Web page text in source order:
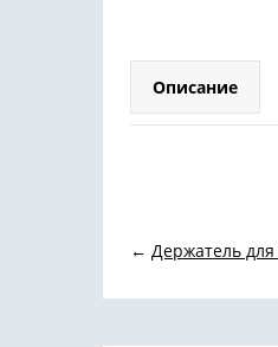
Описание
← Держатель